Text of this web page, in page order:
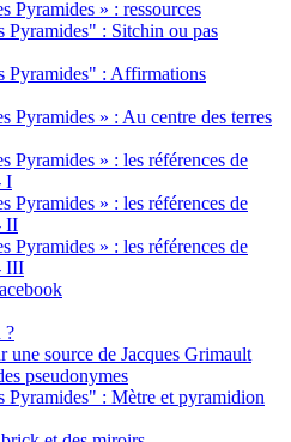
Pyramides » : ressources
Pyramides" : Sitchin ou pas
Pyramides" : Affirmations
Pyramides » : Au centre des terres
Pyramides » : les références de
I
Pyramides » : les références de
II
Pyramides » : les références de
III
?
une source de Jacques Grimault
pseudonymes
Pyramides" : Mètre et pyramidion